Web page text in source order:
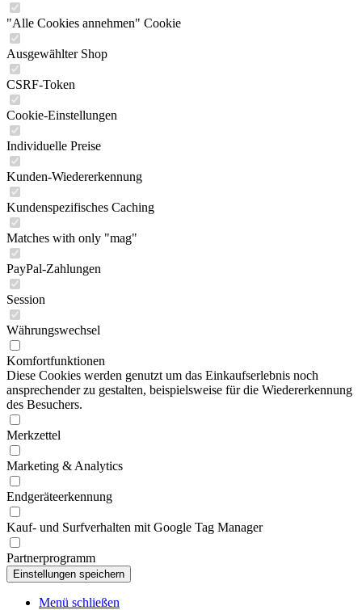
"Alle Cookies annehmen" Cookie
Ausgewählter Shop
CSRF-Token
Cookie-Einstellungen
Individuelle Preise
Kunden-Wiedererkennung
Kundenspezifisches Caching
Matches with only "mag"
PayPal-Zahlungen
Session
Währungswechsel
Komfortfunktionen
Diese Cookies werden genutzt um das Einkaufserlebnis noch
ansprechender zu gestalten, beispielsweise für die Wiedererkennung
des Besuchers.
Merkzettel
Marketing & Analytics
Endgeräteerkennung
Kauf- und Surfverhalten mit Google Tag Manager
Partnerprogramm
Menü schließen